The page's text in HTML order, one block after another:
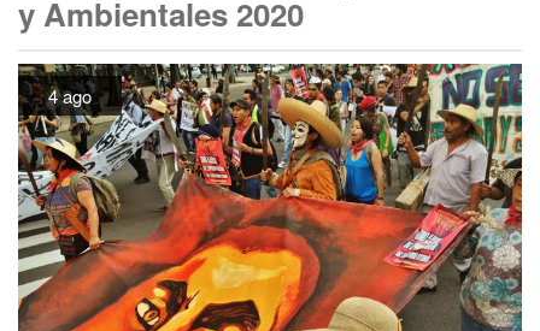
y Ambientales 2020
4 ago